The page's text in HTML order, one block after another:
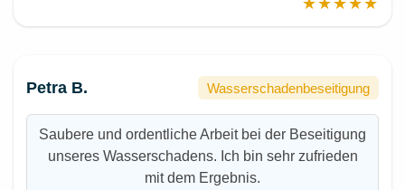
Petra B. Wasserschadenbeseitigung
Saubere und ordentliche Arbeit bei der Beseitigung
unseres Wasserschadens. Ich bin sehr zufrieden
mit dem Ergebnis.